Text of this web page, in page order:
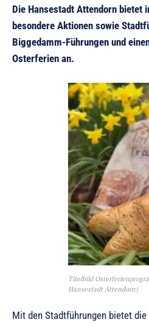
Die Hansestadt Attendorn bietet
besondere Aktionen sowie
Biggedamm-Führungen und
Osterferien an.
Titelbild
Hansestadt Attendorn)
Mit den Stadtführungen bietet